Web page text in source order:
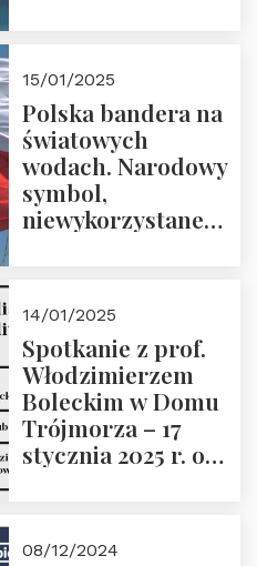
Prowadzi prof.
Zbigniew
Stawrowski
15/01/2025
Polska bandera na
światowych
wodach. Narodowy
symbol,
niewykorzystane
14/01/2025
Spotkanie z prof.
Włodzimierzem
Boleckim w Domu
Trójmorza – 17
stycznia 2025 r. o
08/12/2024